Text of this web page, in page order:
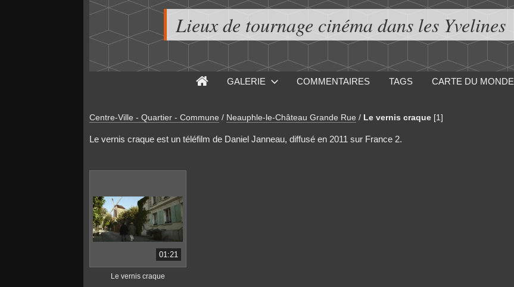
Lieux de tournage cinéma dans les Yvelines
GALERIE COMMENTAIRES TAGS CARTE DU MONDE
Centre-Ville - Quartier - Commune / Neauphle-le-Château Grande Rue / Le vernis craque [1]
Le vernis craque est un téléfilm de Daniel Janneau, diffusé en 2011 sur France 2.
01:21
Le vernis craque